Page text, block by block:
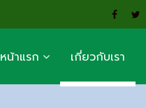
หน้าแรก เกี่ยวกับเรา